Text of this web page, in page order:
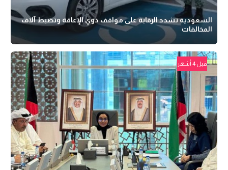
السعودية تشدد الرقابة على مواقف ذوي الإعاقة وتضبط آلاف
المخالفات
قبل 4 أشهر